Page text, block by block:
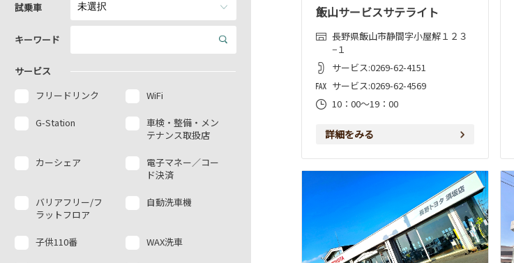
試乗車
キーワード
サービス
フリードリンク
WiFi
G-Station
車検・整備・メン
テナンス取扱店
カーシェア
電子マネー／コー
ド決済
バリアフリー/フ
ラットフロア
自動洗車機
子供110番 WAX洗車
飯山サービスサテライト
長野県飯山市静間字小屋解１２３
−１
サービス:0269-62-4151
サービス:0269-62-4569
10：00～19：00
詳細をみる